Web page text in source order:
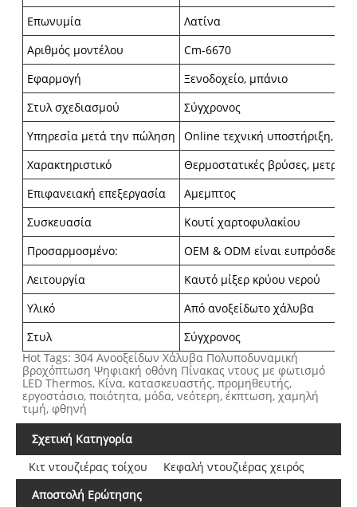
Επωνυμία
Λατίνα
Αριθμός μοντέλου
Cm-6670
Εφαρμογή
Ξενοδοχείο, μπάνιο
Στυλ σχεδιασμού
Σύγχρονος
Υπηρεσία μετά την πώληση
Online τεχνική υποστήριξη,
Χαρακτηριστικό
Θερμοστατικές βρύσες,
Επιφανειακή επεξεργασία
Αμεμπτος
Συσκευασία
Κουτί χαρτοφυλακίου
Προσαρμοσμένο:
OEM & ODM είναι ευπρόσδεκτα
Λειτουργία
Καυτό μίξερ κρύου νερού
Υλικό
Από ανοξείδωτο χάλυβα
Στυλ
Σύγχρονος
Hot Tags: 304 Ανοοξείδων Χάλυβα Πολυποδυναμική
βροχόπτωση Ψηφιακή οθόνη Πίνακας ντους με φωτισμό
LED Thermos, Κίνα, κατασκευαστής, προμηθευτής,
εργοστάσιο, ποιότητα, μόδα, νεότερη, έκπτωση, χαμηλή
τιμή, φθηνή
Σχετική Κατηγορία
Κιτ ντουζιέρας τοίχου
Κεφαλή ντουζιέρας χειρός
Αποστολή Ερώτησης